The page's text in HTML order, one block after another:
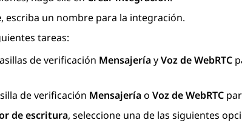
, escriba un nombre para la integración.
tareas:
de verificación MensajeríayVoz de WebRTC
de verificación Mensajeríao Voz de WebRTC
de escritura, seleccione una de las siguientes